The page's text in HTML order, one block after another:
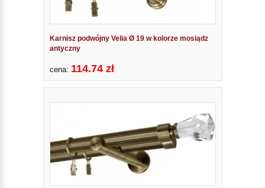
Karnisz podwójny Velia Ø 19 w kolorze mosiądz
antyczny
cena: 114.74 zł